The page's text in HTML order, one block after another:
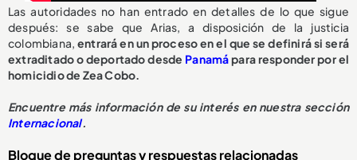
Las autoridades no han entrado en detalles de lo que sigue
después: se sabe que Arias, a disposición de la justicia
colombiana,entrará en un proceso en el que se definirá si será
extraditado o deportado desde Panamápara responder por el
homicidio de Zea Cobo.
Encuentre más información de su interés en nuestra sección
Internacional.
Bloque de preguntas y respuestas relacionadas